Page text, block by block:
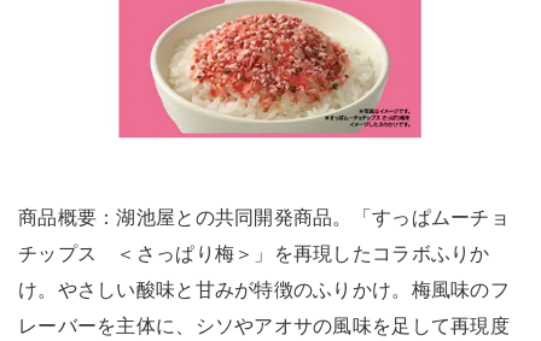
商品概要：湖池屋との共同開発商品。「すっぱムーチョ
チップス ＜さっぱり梅＞」を再現したコラボふりか
け。やさしい酸味と甘みが特徴のふりかけ。梅風味のフ
レーバーを主体に、シソやアオサの風味を足して再現度